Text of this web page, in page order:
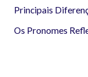
Principais
Os Pronomes